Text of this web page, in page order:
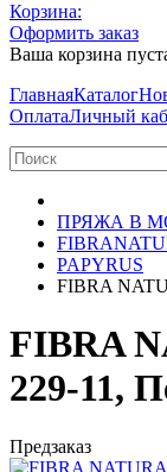
Корзина:
Оформить заказ
Ваша корзина
ГлавнаяКаталог
ОплатаЛичный
ПРЯЖА В
PAPYRUS
FIBRA
FIBRA
229-11,
Предзаказ